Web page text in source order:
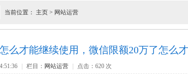
当前位置： 主页 > 网站运营
么才能继续使用，微信限额20万了怎么
栏目： 网站运营 点击： 620 次